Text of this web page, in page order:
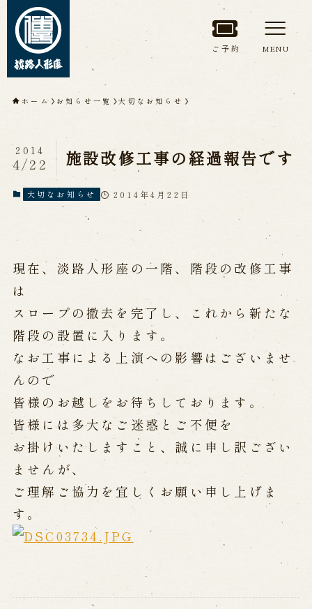
トップページ
淡路人形座について
淡路人形座とは
座員紹介
人間国宝 故鶴澤友路師匠
淡路人形座の成り立ち
淡路人形座で研修した人々
淡路人形浄瑠璃を受け継いで
公演情報
公演カレンダー
開催中の公演
近日開催の公演
出張公演
出張公演
学校公演
海外旅行客向け特別公演「くにうみ」
歴史
淡路島と国生み神話
淡路人形浄瑠璃の歴史
ご予約 MENU
ホーム お知らせ一覧 大切なお知らせ
施設改修工事の経過報告です
2014
4/22
大切なお知らせ 2014年4月22日
現在、淡路人形座の一階、階段の改修工事
は
スロープの撤去を完了し、これから新たな
階段の設置に入ります。
なお工事による上演への影響はございませ
んので
皆様のお越しをお待ちしております。
皆様には多大なご迷惑とご不便を
お掛けいたしますこと、誠に申し訳ござい
ませんが、
ご理解ご協力を宜しくお願い申し上げま
す。